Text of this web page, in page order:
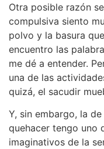
Otra posible razón
compulsiva siento
polvo y la basura
encuentro las
me dé a entender.
una de las
quizá, el sacudir
Y, sin embargo, la
quehacer tengo uno
imaginativos de la